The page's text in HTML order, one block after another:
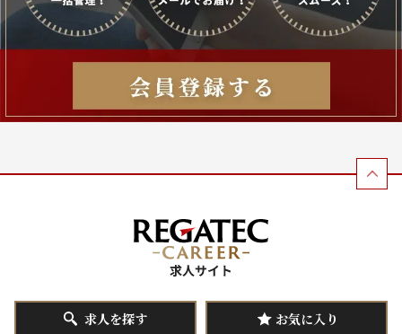
求人を探す お気に入り